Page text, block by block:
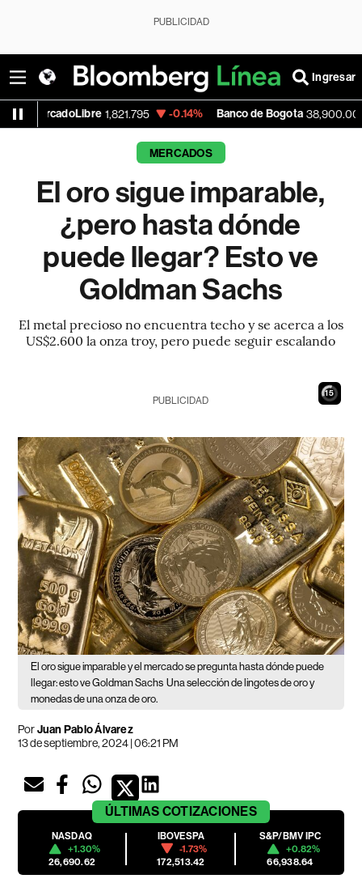
PUBLICIDAD
Ingresar
1,821.795 -0.14% Banco de Bogota 38,900.00 +0.46%
MERCADOS
El oro sigue imparable,
¿pero hasta dónde
puede llegar? Esto ve
Goldman Sachs
El metal precioso no encuentra techo y se acerca a los
US$2.600 la onza troy, pero puede seguir escalando
14
PUBLICIDAD
El oro sigue imparable y el mercado se pregunta hasta dónde puede
llegar: esto ve Goldman Sachs Una selección de lingotes de oro y
monedas de una onza de oro.
PorJuan Pablo Álvarez
13 de septiembre, 2024 | 06:21 PM
ÚLTIMAS COTIZACIONES
NASDAQ
+1.30%
26,690.62
IBOVESPA
-1.73%
172,513.42
S&P/BMV IPC
+0.82%
66,938.64